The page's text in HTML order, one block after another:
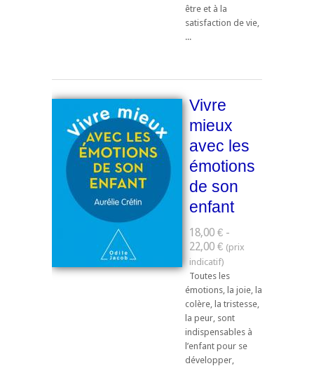
être et à la
satisfaction de vie,
...
Vivre
mieux
avec les
émotions
de son
enfant
18,00 € -
22,00 €
Toutes les
émotions, la joie, la
colère, la tristesse,
la peur, sont
indispensables à
l’enfant pour se
développer,